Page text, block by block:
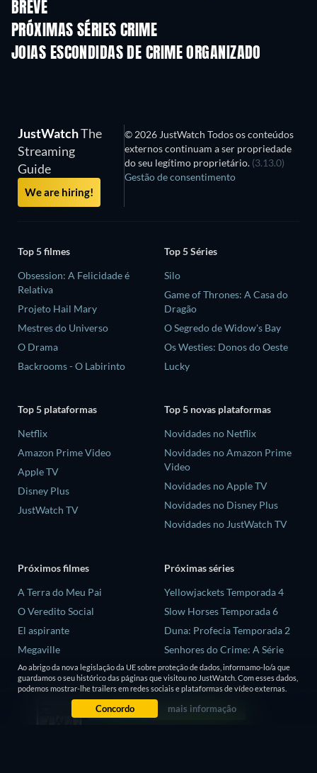
BREVE
PRÓXIMAS SÉRIES CRIME
Temporada 6
JOIAS ESCONDIDAS DE CRIME ORGANIZADO
Série
JustWatchThe
Streaming
Guide
We are hiring!
© 2026 JustWatch Todos os conteúdos
externos continuam a ser propriedade
do seu legítimo proprietário. (3.13.0)
Gestão de consentimento
Top 5 filmes
Obsession: A Felicidade é
Relativa
Projeto Hail Mary
Mestres do Universo
O Drama
Backrooms - O Labirinto
Top 5 Séries
Silo
Game of Thrones: A Casa do
Dragão
O Segredo de Widow's Bay
Os Westies: Donos do Oeste
Lucky
Top 5 plataformas
Netflix
Amazon Prime Video
Apple TV
Disney Plus
JustWatch TV
Top 5 novas plataformas
Novidades no Netflix
Novidades no Amazon Prime
Video
Novidades no Apple TV
Novidades no Disney Plus
Novidades no JustWatch TV
Próximos filmes
A Terra do Meu Pai
O Veredito Social
El aspirante
Megaville
As Aventuras de Errol Flynn
Próximas séries
Yellowjackets Temporada 4
Slow Horses Temporada 6
Duna: Profecia Temporada 2
Senhores do Crime: A Série
Temporada 2
Love is Blind: Reino Unido
Temporada 3
Ao abrigo da nova legislação da UE sobre proteção de dados, informamo-lo/a que
guardamos o seu histórico das páginas que visitou no JustWatch. Com esses dados,
podemos mostrar-lhe trailers em redes sociais e plataformas de vídeo externas.
Concordo mais informação